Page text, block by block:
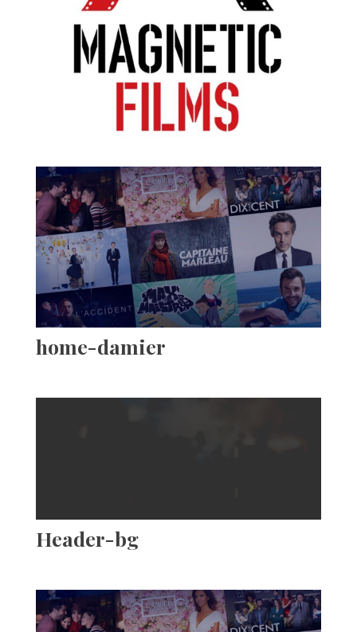
home-damier
Header-bg